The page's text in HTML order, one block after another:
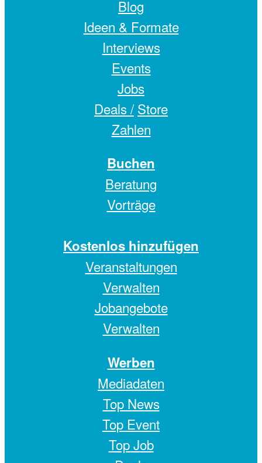
Blog
Ideen & Formate
Interviews
Events
Jobs
Deals / Store
Zahlen
Buchen
Beratung
Vorträge
Kostenlos hinzufügen
Veranstaltungen
Verwalten
Jobangebote
Verwalten
Werben
Mediadaten
Top News
Top Event
Top Job